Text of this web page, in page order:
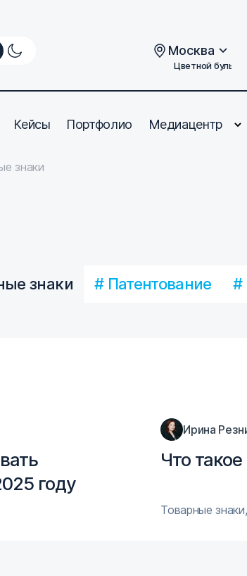
Москва
Цветной
Кейсы Портфолио Медиацентр
знаки
знаки # Патентование #
году
Что
Ирина
Товарные знаки